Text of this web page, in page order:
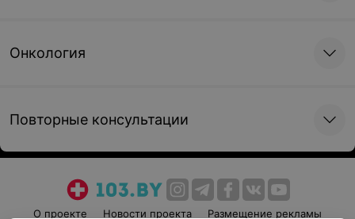
Онкология
Повторные консультации
О проекте Новости проекта Размещение рекламы